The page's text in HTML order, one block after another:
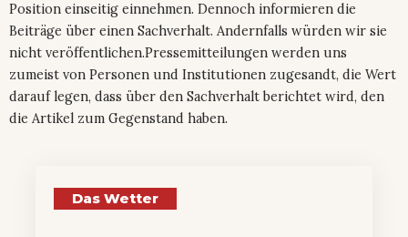
Position einseitig einnehmen. Dennoch informieren die
Beiträge über einen Sachverhalt. Andernfalls würden wir sie
nicht veröffentlichen.Pressemitteilungen werden uns
zumeist von Personen und Institutionen zugesandt, die Wert
darauf legen, dass über den Sachverhalt berichtet wird, den
die Artikel zum Gegenstand haben.
Das Wetter